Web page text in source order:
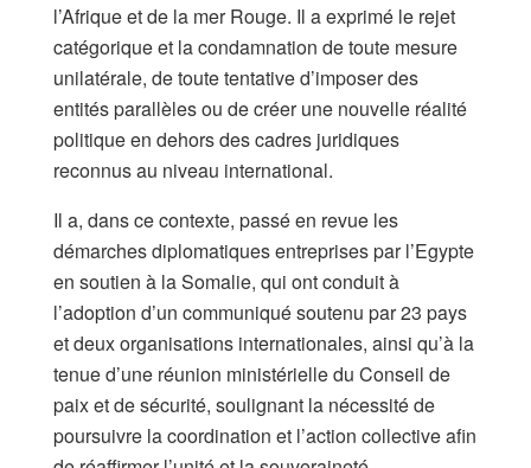
l’Afrique et de la mer Rouge. Il a exprimé le rejet
catégorique et la condamnation de toute mesure
unilatérale, de toute tentative d’imposer des
entités parallèles ou de créer une nouvelle réalité
politique en dehors des cadres juridiques
reconnus au niveau international.
Il a, dans ce contexte, passé en revue les
démarches diplomatiques entreprises par l’Egypte
en soutien à la Somalie, qui ont conduit à
l’adoption d’un communiqué soutenu par 23 pays
et deux organisations internationales, ainsi qu’à la
tenue d’une réunion ministérielle du Conseil de
paix et de sécurité, soulignant la nécessité de
poursuivre la coordination et l’action collective afin